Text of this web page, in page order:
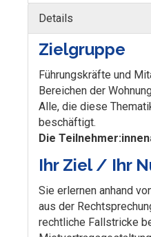
Details
Zielgruppe
Führungskräfte und
Bereichen der
Alle, die diese
beschäftigt.
Die
Ihr Ziel / Ihr
Sie erlernen anhand
aus der
rechtliche Fallstricke